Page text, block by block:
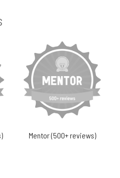
Mentor (500+ reviews)